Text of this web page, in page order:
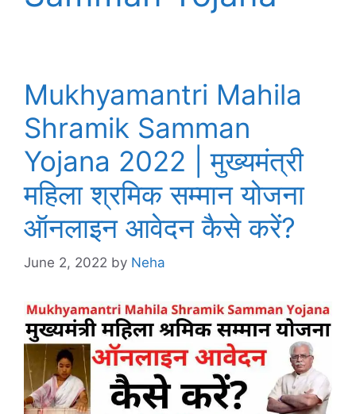
Mukhyamantri Mahila
Shramik Samman
Yojana 2022 | मुख्यमंत्री
महिला श्रमिक सम्मान योजना
ऑनलाइन आवेदन कैसे करें?
June 2, 2022 by Neha